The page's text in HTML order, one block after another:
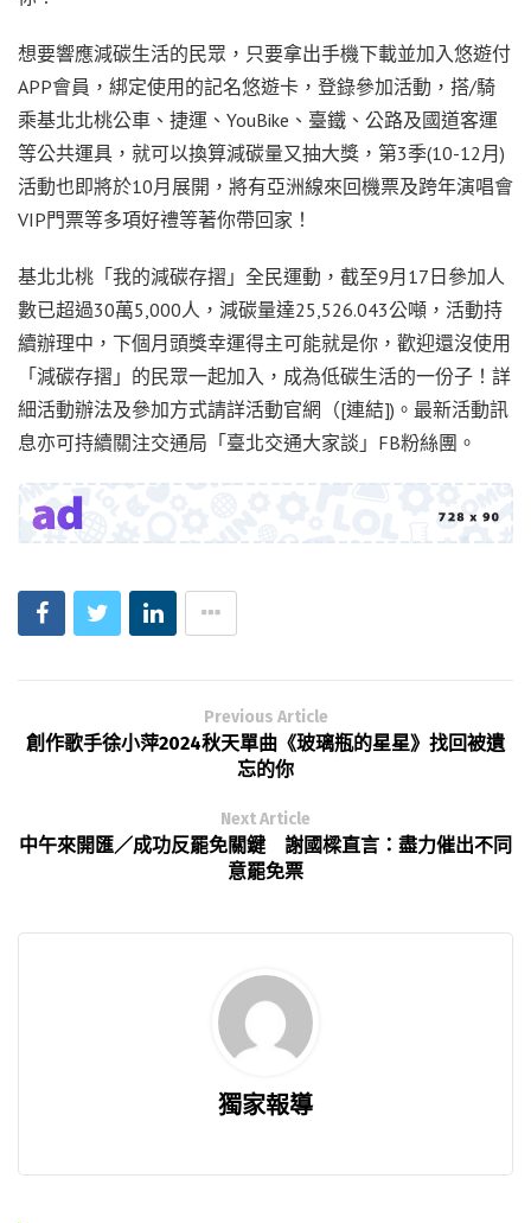
想要響應減碳生活的民眾，只要拿出手機下載並加入悠遊付
APP會員，綁定使用的記名悠遊卡，登錄參加活動，搭/騎
乘基北北桃公車、捷運、YouBike、臺鐵、公路及國道客運
等公共運具，就可以換算減碳量又抽大獎，第3季(10-12月)
活動也即將於10月展開，將有亞洲線來回機票及跨年演唱會
VIP門票等多項好禮等著你帶回家！
基北北桃「我的減碳存摺」全民運動，截至9月17日參加人
數已超過30萬5,000人，減碳量達25,526.043公噸，活動持
續辦理中，下個月頭獎幸運得主可能就是你，歡迎還沒使用
「減碳存摺」的民眾一起加入，成為低碳生活的一份子！詳
細活動辦法及參加方式請詳活動官網（[連結])。最新活動訊
息亦可持續關注交通局「臺北交通大家談」FB粉絲團。
Previous Article
創作歌手徐小萍2024秋天單曲《玻璃瓶的星星》找回被遺
忘的你
Next Article
中午來開匯／成功反罷免關鍵 謝國樑直言：盡力催出不同
意罷免票
獨家報導